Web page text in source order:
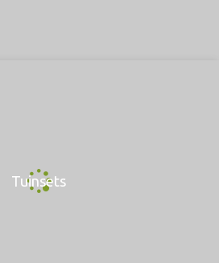
Tuinsets